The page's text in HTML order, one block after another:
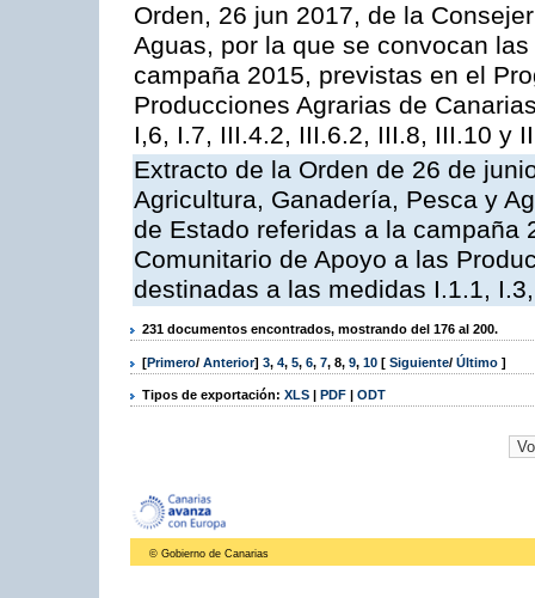
Orden, 26 jun 2017, de la
Aguas, por la que se convocan
campaña 2015, previstas en el
Producciones Agrarias de
I,6, I.7, III.4.2, III.6.2, III.8, III.10 y
Extracto de la Orden de 26 de
Agricultura, Ganadería, Pesca y
de Estado referidas a la campaña
Comunitario de Apoyo a las
destinadas a las medidas I.1.1,
231 documentos encontrados, mostrando del 176 al 200.
[Primero/ Anterior] 3, 4, 5, 6, 7, 8, 9, 10 [ Siguiente/ Último ]
Tipos de exportación: XLS | PDF | ODT
© Gobierno de Canarias